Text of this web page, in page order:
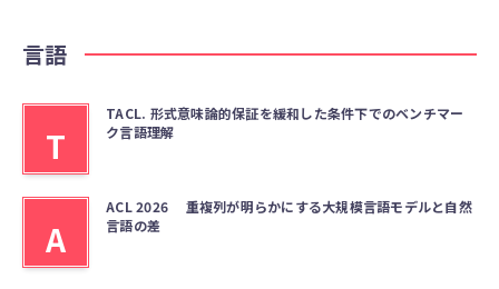
言語
T
TACL. 形式意味論的保証を緩和した条件下でのベンチマー
ク言語理解
A
ACL 2026 重複列が明らかにする大規模言語モデルと自然
言語の差